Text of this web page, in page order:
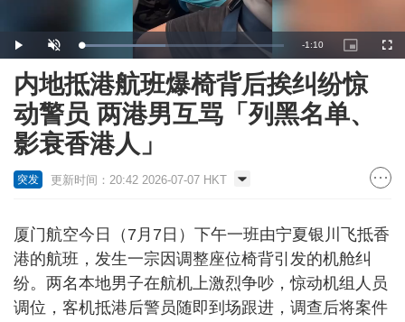
Play Unmute Loaded:
41.64%
Remaining
Time
-1:10
Picture-
in-
内地抵港航班爆椅背后挨纠纷惊
动警员 两港男互骂「列黑名单、
影衰香港人」
突发 更新时间：20:42 2026-07-07 HKT
厦门航空今日（7月7日）下午一班由宁夏银川飞抵香
港的航班，发生一宗因调整座位椅背引发的机舱纠
纷。两名本地男子在航机上激烈争吵，惊动机组人员
调位，客机抵港后警员随即到场跟进，调查后将案件